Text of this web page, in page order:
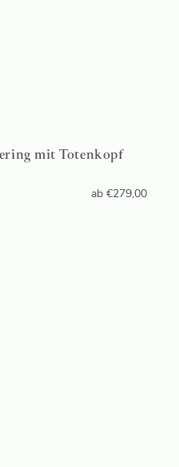
mit Totenkopf
ab €279,00